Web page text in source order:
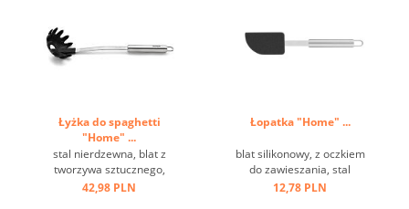
Łyżka do spaghetti
"Home" ...
stal nierdzewna, blat z
tworzywa sztucznego,
odporna na temperaturę do
42,98 PLN
Łopatka "Home" ...
blat silikonowy, z oczkiem
do zawieszania, stal
nierdzewna ...
12,78 PLN